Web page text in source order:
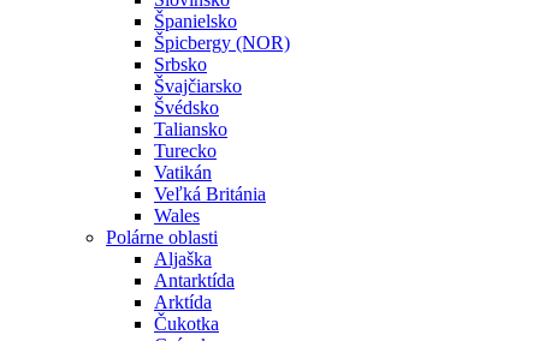
Španielsko
Špicbergy (NOR)
Srbsko
Švajčiarsko
Švédsko
Taliansko
Turecko
Vatikán
Veľká Británia
Wales
Polárne oblasti
Aljaška
Antarktída
Arktída
Čukotka